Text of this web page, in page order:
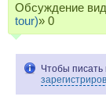
Обсуждение
tour)» 0
Чтобы писать